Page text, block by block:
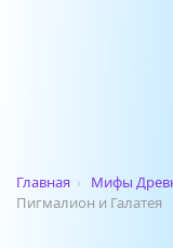
Главная › Мифы
Пигмалион и Галатея